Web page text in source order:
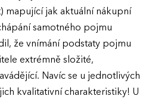
mapující jak aktuální nákupní
samotného pojmu
že vnímání podstaty pojmu
extrémně složité,
Navíc se u jednotlivých
kvalitativní charakteristiky! U